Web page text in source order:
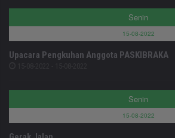
Senin
15-08-2022
Upacara Pengkuhan Anggota PASKIBRAKA
Senin
15-08-2022